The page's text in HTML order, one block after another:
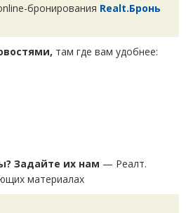
бронирования Realt.Бронь
там где вам удобнее:
Задайте их нам — Реалт.
материалах